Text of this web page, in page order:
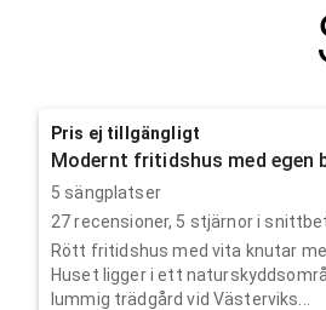
Pris ej tillgängligt
Modernt fritidshus med egen
5 sängplatser
27recensioner, 5 stjärnor i
Rött fritidshus med vita knutar
Huset ligger i ett
lummig trädgård vid Västerviks...